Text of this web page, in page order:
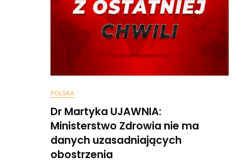
POLSKA
Dr Martyka UJAWNIA:
Ministerstwo Zdrowia nie ma
danych uzasadniających
obostrzenia